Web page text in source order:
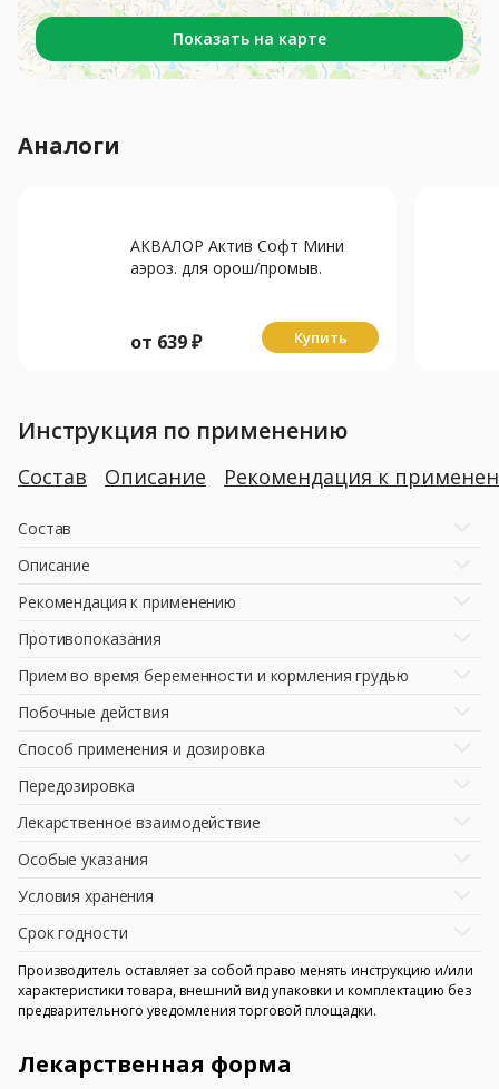
Показать на карте
Аналоги
АКВАЛОР Актив Софт Мини
аэроз. для орош/промыв.
от 639₽ Купить
Инструкция по применению
Состав Описание Рекомендация к
Состав
Описание
Рекомендация к применению
Противопоказания
Прием во время беременности и кормления грудью
Побочные действия
Способ применения и дозировка
Передозировка
Лекарственное взаимодействие
Особые указания
Условия хранения
Срок годности
Производитель оставляет за собой право менять инструкцию и/или
характеристики товара, внешний вид упаковки и комплектацию без
предварительного уведомления торговой площадки.
Лекарственная форма